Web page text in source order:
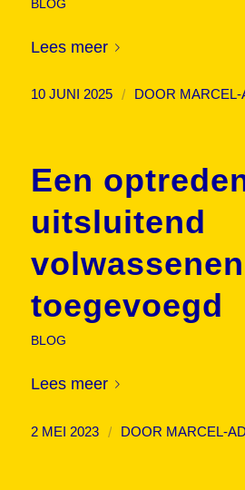
BLOG
Lees meer
10 JUNI 2025 / DOOR MARCEL-
Een
uitsluitend
volwassenen
toegevoegd
BLOG
Lees meer
2 MEI 2023 / DOOR MARCEL-